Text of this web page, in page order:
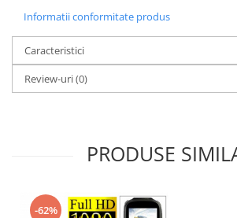
Informatii conformitate produs
Caracteristici
Review-uri(0)
PRODUSE
-62%